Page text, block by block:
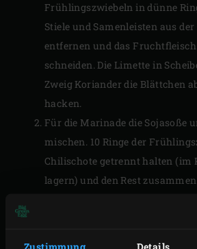
Frühlingszwiebeln in dünne
Stiele und Samenleisten aus
entfernen und das
schneiden. Die Limette in
Zweig Koriander die Blättchen
hacken.
Für die Marinade die Sojasoße
mischen. 10 Ringe der
Chilischote getrennt halten (im
lagern) und den Rest
Koriander unter die Marinade